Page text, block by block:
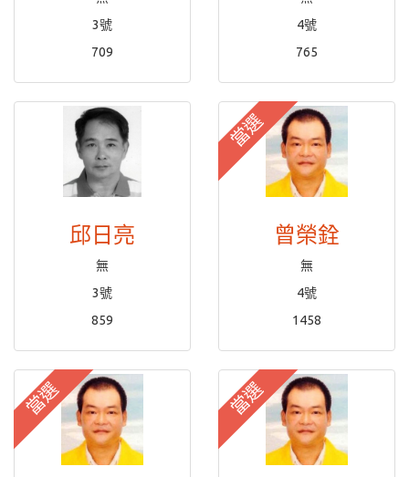
3號
709
4號
765
邱日亮
無
3號
859
當選
曾榮銓
無
4號
1458
當選 當選